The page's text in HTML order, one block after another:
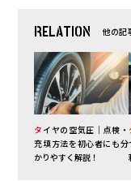
RELATION 他の記
タイヤの空気圧｜点検・
充填方法を初心者にも分
かりやすく解説！
タイ